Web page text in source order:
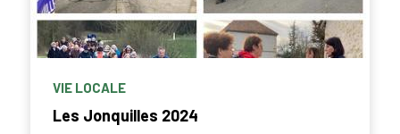
VIE LOCALE
Les Jonquilles 2024